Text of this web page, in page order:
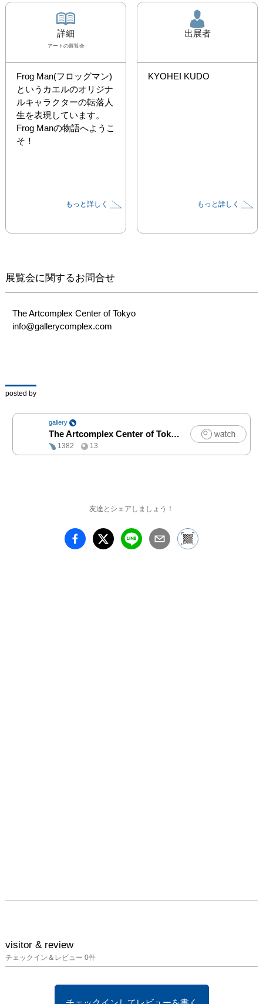
詳細
アート の展覧会
Frog Man(フロッグマン)
というカエルのオリジナ
ルキャラクターの転落人
生を表現しています。
Frog Manの物語へようこ
そ！
もっと詳しく
出展者
KYOHEI KUDO
もっと詳しく
展覧会に関するお問合せ
The Artcomplex Center of Tokyo
info@gallerycomplex.com
posted by
gallery
The Artcomplex Center of Tokyo
アート
1382
13
友達とシェアしましょう！
visitor & review
チェックイン＆レビュー 0件